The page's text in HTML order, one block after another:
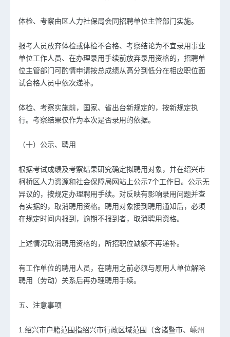
体检、考察由区人力社保局会同招聘单位主管部门实施。
报考人员放弃体检或体检不合格、考察结论为不宜录用事业
单位工作人员、在办理录用手续前放弃录用资格的，招聘单
位主管部门可酌情申请按总成绩从高分到低分在相应职位面
试合格人员中依次递补。
体检、考察实施前，国家、省出台新规定的，按新规定执
行。考察结果仅作为本次是否录用的依据。
（十）公示、聘用
根据考试成绩及考察结果研究确定拟聘用对象，并在绍兴市
柯桥区人力资源和社会保障局网站上公示7个工作日。公示无
异议的，按规定办理聘用手续。对反映有影响录用问题并查
有实据的，取消聘用资格。聘用对象接到聘用通知后，必须
在规定时间内报到，逾期不报到者，取消聘用资格。
上述情况取消聘用资格的，所招职位缺额不再递补。
有工作单位的聘用人员，在聘用之前必须与原用人单位解除
聘用（劳动）关系后再办理聘用手续。
五、注意事项
1.绍兴市户籍范围指绍兴市行政区域范围（含诸暨市、嵊州